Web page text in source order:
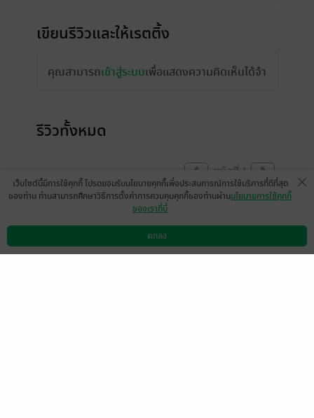
เขียนรีวิวและให้เรตติ้ง
คุณสามารถเข้าสู่ระบบเพื่อแสดงความคิดเห็นได้จ้า
รีวิวทั้งหมด
หน้าที่ 1
ดาวน์โหลดแอป วิธีการใช้งาน ติดต่อเรา
เว็บไซต์นี้มีการใช้คุกกี้ โปรดยอมรับนโยบายคุกกี้เพื่อประสบการณ์การใช้บริการที่ดีที่สุด
ของท่าน ท่านสามารถศึกษาวิธีการตั้งค่าการควบคุมคุกกี้ของท่านผ่านนโยบายการใช้คุกกี้
ของเราที่นี่
ตกลง